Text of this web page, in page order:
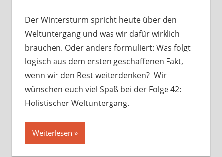
Der Wintersturm spricht heute über den
Weltuntergang und was wir dafür wirklich
brauchen. Oder anders formuliert: Was folgt
logisch aus dem ersten geschaffenen Fakt,
wenn wir den Rest weiterdenken? Wir
wünschen euch viel Spaß bei der Folge 42:
Holistischer Weltuntergang.
Weiterlesen